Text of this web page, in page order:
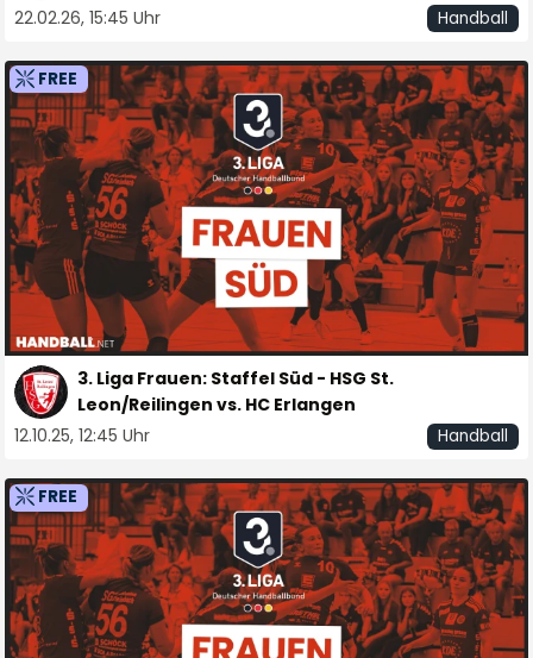
22.02.26, 15:45 Uhr
Handball
FREE
3. Liga Frauen: Staffel Süd - HSG St.
Leon/Reilingen vs. HC Erlangen
12.10.25, 12:45 Uhr
Handball
FREE